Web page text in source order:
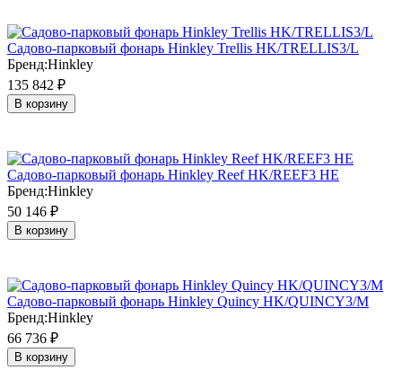
Садово-парковый фонарь Hinkley Trellis HK/TRELLIS3/L
Бренд:Hinkley
135 842 ₽
В корзину
Садово-парковый фонарь Hinkley Reef HK/REEF3 HE
Бренд:Hinkley
50 146 ₽
В корзину
Садово-парковый фонарь Hinkley Quincy HK/QUINCY3/M
Бренд:Hinkley
66 736 ₽
В корзину